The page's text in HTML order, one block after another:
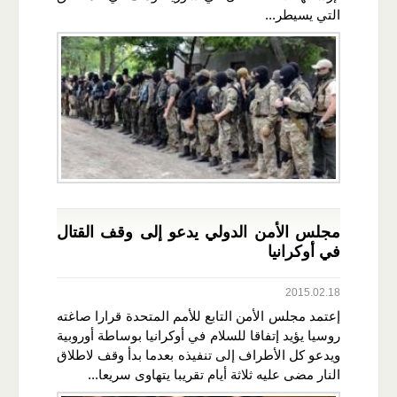
التي يسيطر...
مجلس الأمن الدولي يدعو إلى وقف القتال
في أوكرانيا
2015.02.18
إعتمد مجلس الأمن التابع للأمم المتحدة قرارا صاغته
روسيا يؤيد إتفاقا للسلام في أوكرانيا بوساطة أوروبية
ويدعو كل الأطراف إلى تنفيذه بعدما بدأ وقف لاطلاق
النار مضى عليه ثلاثة أيام تقريبا يتهاوى سريعا...